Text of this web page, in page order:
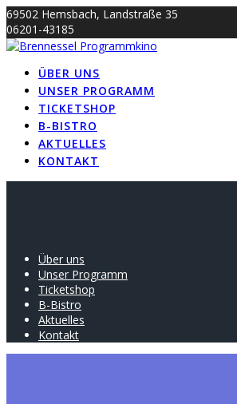
Skip
to
content
69502 Hemsbach, Landstraße 35
06201-43185
info@brennessel-kino.de
ÜBER UNS
UNSER PROGRAMM
TICKETSHOP
B-BISTRO
AKTUELLES
KONTAKT
Über uns
Unser Programm
Ticketshop
B-Bistro
Aktuelles
Kontakt